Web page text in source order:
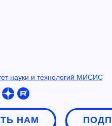
науки и технологий МИСИС
НАМ